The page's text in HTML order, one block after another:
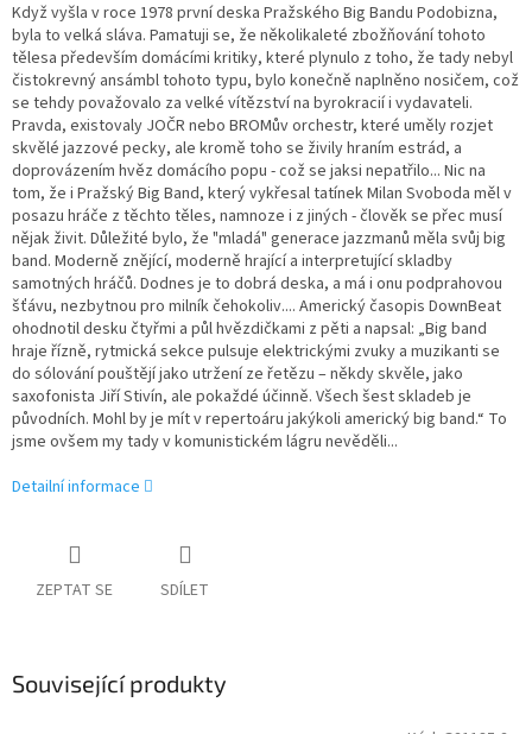
Když vyšla v roce 1978 první deska Pražského Big Bandu Podobizna,
byla to velká sláva. Pamatuji se, že několikaleté zbožňování tohoto
tělesa především domácími kritiky, které plynulo z toho, že tady nebyl
čistokrevný ansámbl tohoto typu, bylo konečně naplněno nosičem, což
se tehdy považovalo za velké vítězství na byrokracií i vydavateli.
Pravda, existovaly JOČR nebo BROMův orchestr, které uměly rozjet
skvělé jazzové pecky, ale kromě toho se živily hraním estrád, a
doprovázením hvěz domácího popu - což se jaksi nepatřilo... Nic na
tom, že i Pražský Big Band, který vykřesal tatínek Milan Svoboda měl v
posazu hráče z těchto těles, namnoze i z jiných - člověk se přec musí
nějak živit. Důležité bylo, že "mladá" generace jazzmanů měla svůj big
band. Moderně znějící, moderně hrající a interpretující skladby
samotných hráčů. Dodnes je to dobrá deska, a má i onu podprahovou
šťávu, nezbytnou pro milník čehokoliv.... Americký časopis DownBeat
ohodnotil desku čtyřmi a půl hvězdičkami z pěti a napsal: „Big band
hraje řízně, rytmická sekce pulsuje elektrickými zvuky a muzikanti se
do sólování pouštějí jako utržení ze řetězu – někdy skvěle, jako
saxofonista Jiří Stivín, ale pokaždé účinně. Všech šest skladeb je
původních. Mohl by je mít v repertoáru jakýkoli americký big band.“ To
jsme ovšem my tady v komunistickém lágru nevěděli...
Detailní informace
ZEPTAT SE SDÍLET
Související produkty